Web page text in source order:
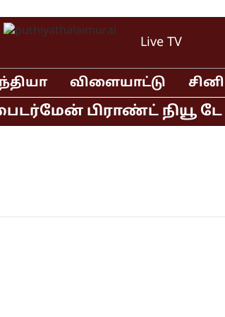
Live TV
விளையாட்டு
பிராண்ட் நியூ டே